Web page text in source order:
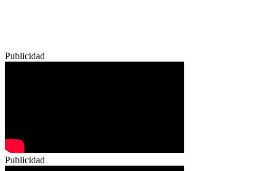
Publicidad
Publicidad